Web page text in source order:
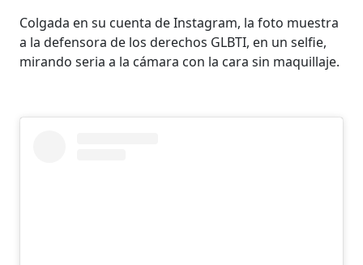
Colgada en su cuenta de Instagram, la foto muestra
a la defensora de los derechos GLBTI, en un selfie,
mirando seria a la cámara con la cara sin maquillaje.